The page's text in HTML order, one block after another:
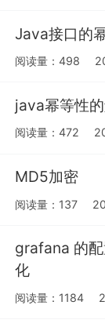
Java接口的
阅读量：498
java幂等性
阅读量：472
MD5加密
阅读量：137
grafana 的
化
阅读量：1184